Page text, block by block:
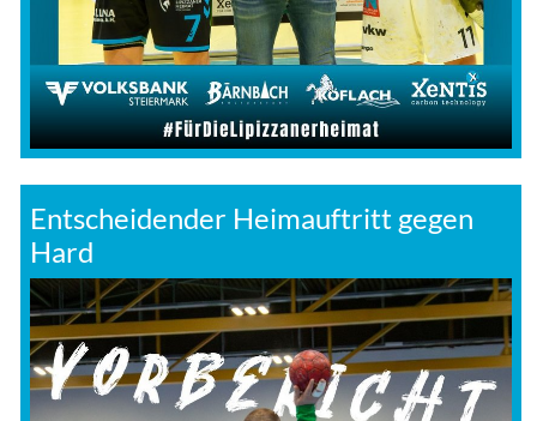
Entscheidender Heimauftritt gegen
Hard